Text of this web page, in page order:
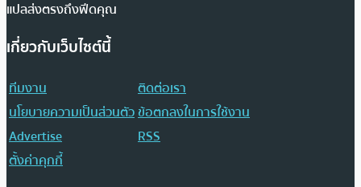
แปลส่งตรงถึงฟีดคุณ
เกี่ยวกับเว็บไซต์นี้
ทีมงาน
ติดต่อเรา
นโยบายความเป็นส่วนตัวข้อตกลงในการใช้งาน
Advertise
RSS
ตั้งค่าคุกกี้